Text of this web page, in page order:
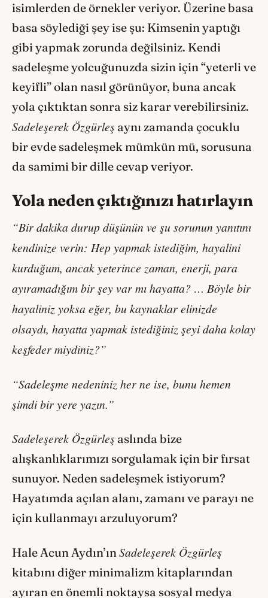
isimlerden de örnekler veriyor. Üzerine basa
basa söylediği şey ise şu: Kimsenin yaptığı
gibi yapmak zorunda değilsiniz. Kendi
sadeleşme yolcuğunuzda sizin için “yeterli ve
keyifli” olan nasıl görünüyor, buna ancak
yola çıktıktan sonra siz karar verebilirsiniz.
Sadeleşerek Özgürleş aynı zamanda çocuklu
bir evde sadeleşmek mümkün mü, sorusuna
da samimi bir dille cevap veriyor.
Yola neden çıktığınızı hatırlayın
“Bir dakika durup düşünün ve şu sorunun yanıtını
kendinize verin: Hep yapmak istediğim, hayalini
kurduğum, ancak yeterince zaman, enerji, para
ayıramadığım bir şey var mı hayatta? … Böyle bir
hayaliniz yoksa eğer, bu kaynaklar elinizde
olsaydı, hayatta yapmak istediğiniz şeyi daha kolay
keşfeder miydiniz?”
“Sadeleşme nedeniniz her ne ise, bunu hemen
şimdi bir yere yazın.”
Sadeleşerek Özgürleş aslında bize
alışkanlıklarımızı sorgulamak için bir fırsat
sunuyor. Neden sadeleşmek istiyorum?
Hayatımda açılan alanı, zamanı ve parayı ne
için kullanmayı arzuluyorum?
Hale Acun Aydın’ın Sadeleşerek Özgürleş
kitabını diğer minimalizm kitaplarından
ayıran en önemli noktaysa sosyal medya